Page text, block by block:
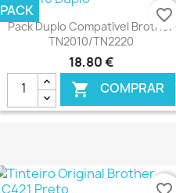
Ver+
Pack Duplo Compatível Brother
TN2010/TN2220
18,80 €
 COMPRAR
€ ONLINE
PACK favorite_border